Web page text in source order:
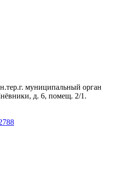
муниципальный орган
д. 6, помещ. 2/1.